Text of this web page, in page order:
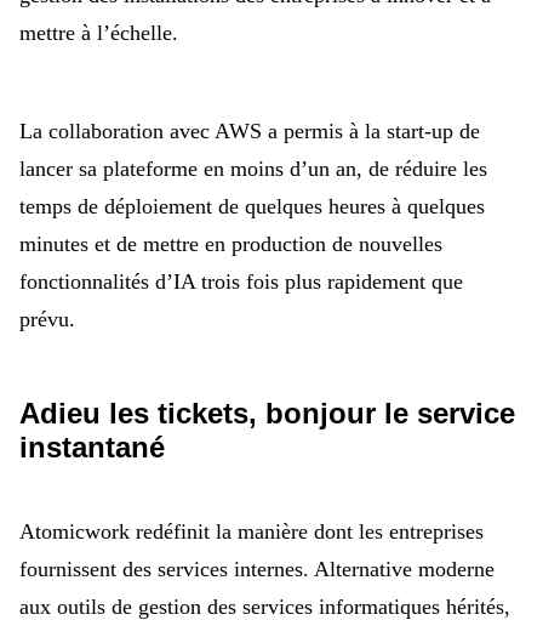
mettre à l’échelle.
La collaboration avec AWS a permis à la start-up de
lancer sa plateforme en moins d’un an, de réduire les
temps de déploiement de quelques heures à quelques
minutes et de mettre en production de nouvelles
fonctionnalités d’IA trois fois plus rapidement que
prévu.
Adieu les tickets, bonjour le service
instantané
Atomicwork redéfinit la manière dont les entreprises
fournissent des services internes. Alternative moderne
aux outils de gestion des services informatiques hérités,